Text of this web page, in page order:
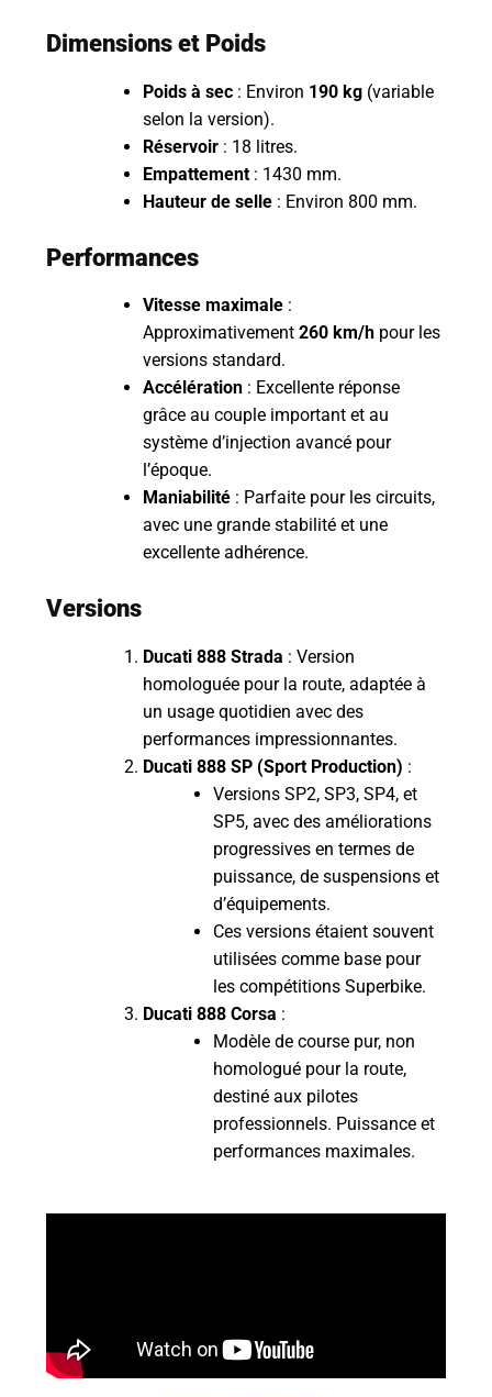
Dimensions et Poids
Poids à sec : Environ 190 kg (variable
selon la version).
Réservoir : 18 litres.
Empattement : 1430 mm.
Hauteur de selle : Environ 800 mm.
Performances
Vitesse maximale :
Approximativement260 km/h pour les
versions standard.
Accélération : Excellente réponse
grâce au couple important et au
système d’injection avancé pour
l’époque.
Maniabilité : Parfaite pour les circuits,
avec une grande stabilité et une
excellente adhérence.
Versions
Ducati 888 Strada : Version
homologuée pour la route, adaptée à
un usage quotidien avec des
performances impressionnantes.
Ducati 888 SP (Sport Production) :
Versions SP2, SP3, SP4, et
SP5, avec des améliorations
progressives en termes de
puissance, de suspensions et
d’équipements.
Ces versions étaient souvent
utilisées comme base pour
les compétitions Superbike.
Ducati 888 Corsa :
Modèle de course pur, non
homologué pour la route,
destiné aux pilotes
professionnels. Puissance et
performances maximales.